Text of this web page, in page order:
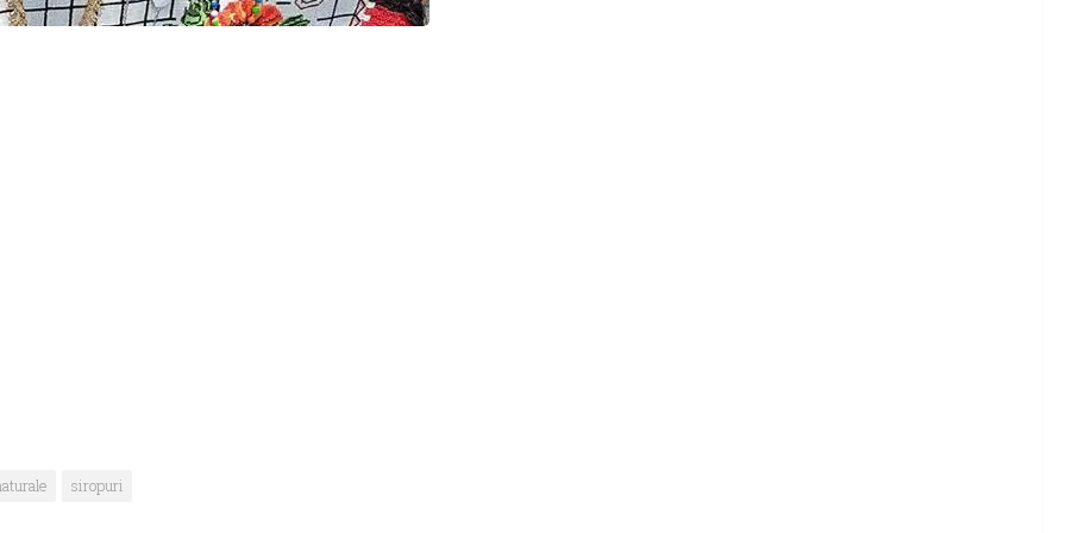
siropuri